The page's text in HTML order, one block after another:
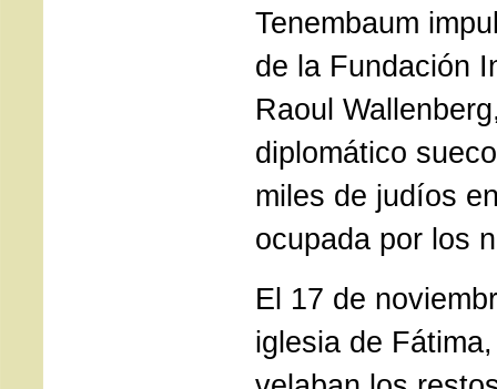
Tenembaum
de la Fundación
Raoul
diplomático
miles de judíos
ocupada por los
El 17 de
iglesia de